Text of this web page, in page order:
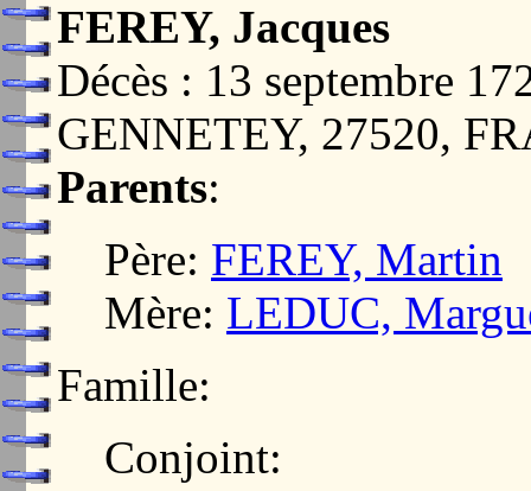
FEREY, Jacques
Décès : 13 septembre
GENNETEY, 27520,
Parents:
Père: FEREY, Martin
Mère: LEDUC,
Famille:
Conjoint: